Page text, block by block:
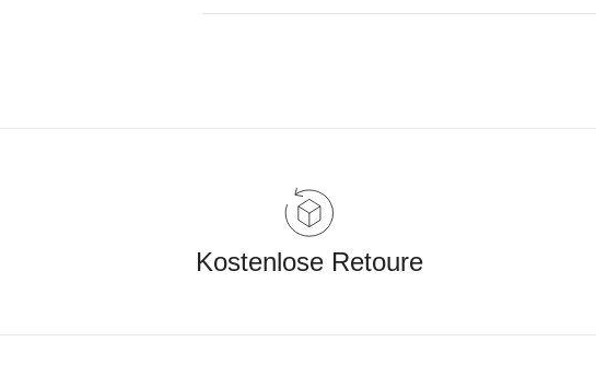
Kostenlose Retoure